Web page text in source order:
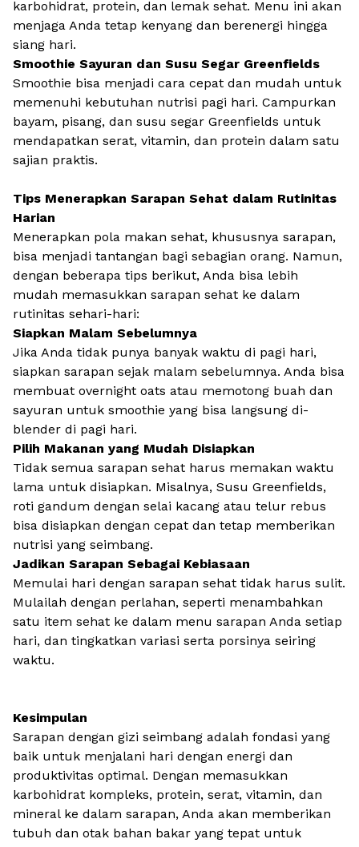
karbohidrat, protein, dan lemak sehat. Menu ini akan
menjaga Anda tetap kenyang dan berenergi hingga
siang hari.
Smoothie Sayuran dan Susu Segar Greenfields
Smoothie bisa menjadi cara cepat dan mudah untuk
memenuhi kebutuhan nutrisi pagi hari. Campurkan
bayam, pisang, dan susu segar Greenfields untuk
mendapatkan serat, vitamin, dan protein dalam satu
sajian praktis.
Tips Menerapkan Sarapan Sehat dalam Rutinitas
Harian
Menerapkan pola makan sehat, khususnya sarapan,
bisa menjadi tantangan bagi sebagian orang. Namun,
dengan beberapa tips berikut, Anda bisa lebih
mudah memasukkan sarapan sehat ke dalam
rutinitas sehari-hari:
Siapkan Malam Sebelumnya
Jika Anda tidak punya banyak waktu di pagi hari,
siapkan sarapan sejak malam sebelumnya. Anda bisa
membuat overnight oats atau memotong buah dan
sayuran untuk smoothie yang bisa langsung di-
blender di pagi hari.
Pilih Makanan yang Mudah Disiapkan
Tidak semua sarapan sehat harus memakan waktu
lama untuk disiapkan. Misalnya, Susu Greenfields,
roti gandum dengan selai kacang atau telur rebus
bisa disiapkan dengan cepat dan tetap memberikan
nutrisi yang seimbang.
Jadikan Sarapan Sebagai Kebiasaan
Memulai hari dengan sarapan sehat tidak harus sulit.
Mulailah dengan perlahan, seperti menambahkan
satu item sehat ke dalam menu sarapan Anda setiap
hari, dan tingkatkan variasi serta porsinya seiring
waktu.
Kesimpulan
Sarapan dengan gizi seimbang adalah fondasi yang
baik untuk menjalani hari dengan energi dan
produktivitas optimal. Dengan memasukkan
karbohidrat kompleks, protein, serat, vitamin, dan
mineral ke dalam sarapan, Anda akan memberikan
tubuh dan otak bahan bakar yang tepat untuk